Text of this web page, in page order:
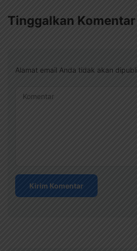
Tinggalkan Komentar
Alamat email Anda tidak akan
Komentar